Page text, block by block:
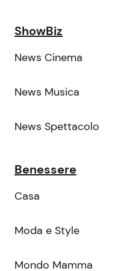
ShowBiz
News Cinema
News Musica
News Spettacolo
Benessere
Casa
Moda e Style
Mondo Mamma